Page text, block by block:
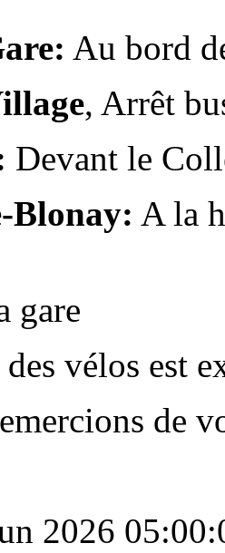
Au bord
, Arrêt
Devant le
Blonay: A la
gare
vélos est
de
2026